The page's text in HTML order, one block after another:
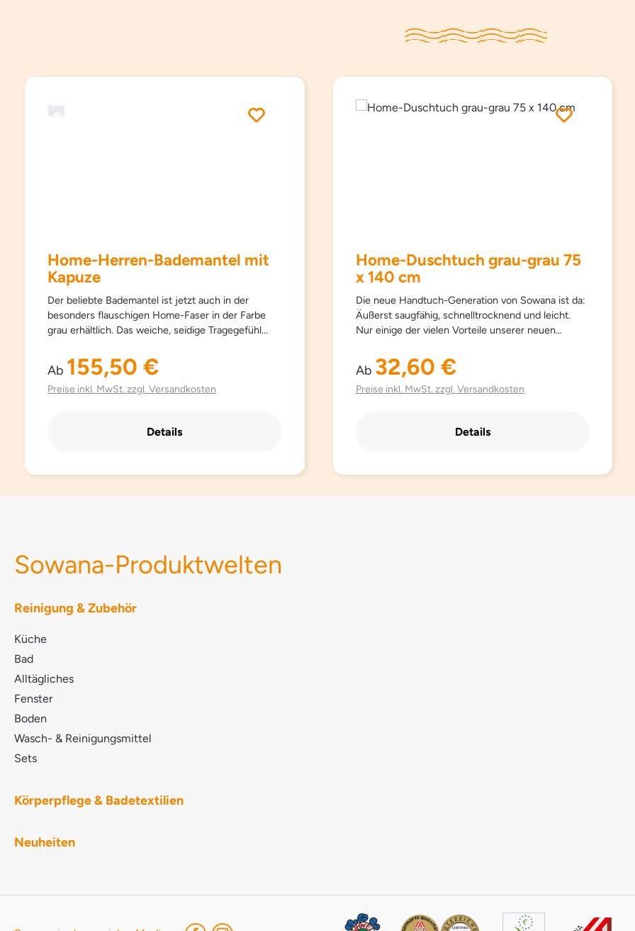
Home-Herren-Bademantel mit
Kapuze
Der beliebte Bademantel ist jetzt auch in der
besonders flauschigen Home-Faser in der Farbe
grau erhältlich. Das weiche, seidige Tragegefühl
Kapuze und der kuschelige Griff bieten
zusätzlichen Komfort und Wärme. Lieferzeit: 2 - 3
Wochen
Regulärer Preis:
Ab 155,50 €
Preise inkl. MwSt. zzgl. Versandkosten
Details
Home-Duschtuch grau-grau 75
x 140 cm
Die neue Handtuch-Generation von Sowana ist da:
Äußerst saugfähig, schnelltrocknend und leicht.
Nur einige der vielen Vorteile unserer neuen
Mikrofaser.## Für ein seidiges und flauschiges
Gefühl beim Abtrocknen und für ein besonders
sauberes Hautgefühl, mit antibakterieller Wirkung.
als Baumwollhandtücher und trocknen viermal so
Regulärer Preis:
Ab 32,60 €
Preise inkl. MwSt. zzgl. Versandkosten
Details
Sowana-Produktwelten
Reinigung & Zubehör
Küche
Bad
Alltägliches
Fenster
Boden
Wasch- & Reinigungsmittel
Sets
Körperpflege & Badetextilien
Neuheiten